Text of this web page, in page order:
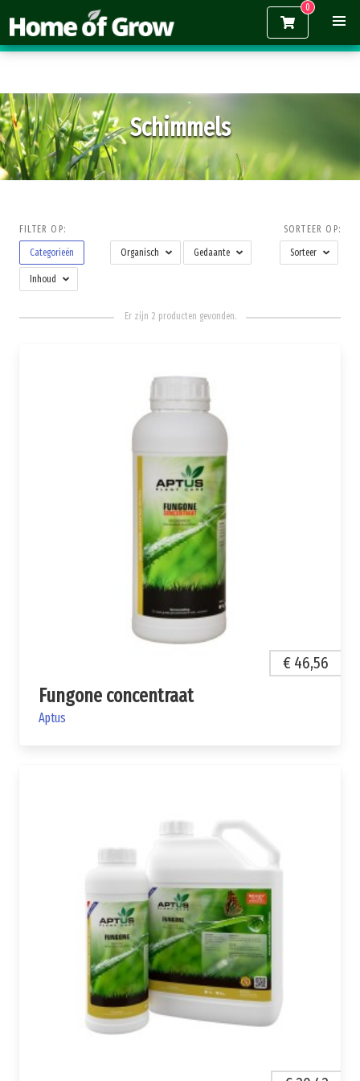
Gratis verzending vanaf €150,-
Schimmels
FILTER OP:
Categorieën Organisch Gedaante
Inhoud
SORTEER OP:
Sorteer
€ 46,56
Fungone concentraat
Aptus